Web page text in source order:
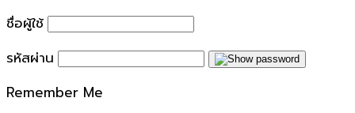
ชื่อผู้ใช้
รหัสผ่าน
Remember Me